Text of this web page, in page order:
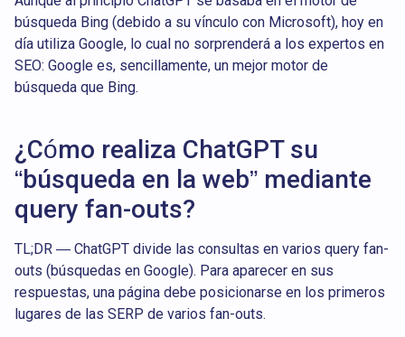
búsqueda Bing (debido a su vínculo con Microsoft), hoy en
día utiliza Google, lo cual no sorprenderá a los expertos en
SEO: Google es, sencillamente, un mejor motor de
búsqueda que Bing.
¿Cómo realiza ChatGPT su
“búsqueda en la web” mediante
query fan-outs?
TL;DR — ChatGPT divide las consultas en varios query fan-
outs (búsquedas en Google). Para aparecer en sus
respuestas, una página debe posicionarse en los primeros
lugares de las SERP de varios fan-outs.